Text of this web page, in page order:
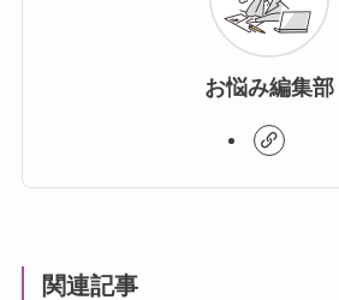
お悩み編集部
関連記事